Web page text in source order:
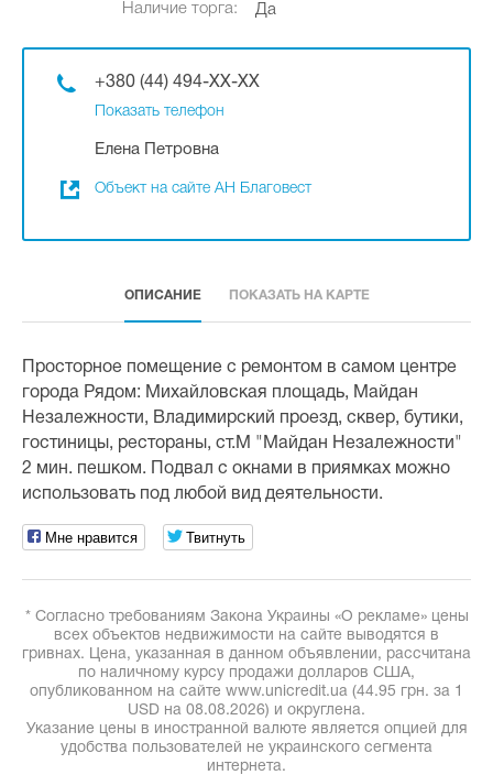
Наличие торга:
Да
+380 (44) 494-XX-XX
Показать телефон
Елена Петровна
Объект на сайте АН Благовест
ОПИСАНИЕ ПОКАЗАТЬ НА КАРТЕ
Просторное помещение с ремонтом в самом центре
города Рядом: Михайловская площадь, Майдан
Незалежности, Владимирский проезд, сквер, бутики,
гостиницы, рестораны, ст.М "Майдан Незалежности"
2 мин. пешком. Подвал с окнами в приямках можно
использовать под любой вид деятельности.
Мне нравится Твитнуть
* Согласно требованиям Закона Украины «О рекламе» цены
всех объектов недвижимости на сайте выводятся в
гривнах. Цена, указанная в данном объявлении, рассчитана
по наличному курсу продажи долларов США,
опубликованном на сайте www.unicredit.ua (44.95 грн. за 1
USD на 08.08.2026) и округлена.
Указание цены в иностранной валюте является опцией для
удобства пользователей не украинского сегмента
интернета.